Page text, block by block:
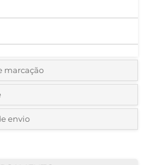
marcação
as cores do logotipo:
envio